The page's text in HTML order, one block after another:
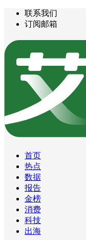
联系我们
订阅邮箱
首页
热点
数据
报告
金榜
消费
科技
出海